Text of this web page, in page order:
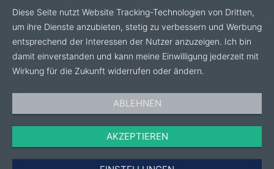
Diese Seite nutzt Website Tracking-Technologien von Dritten,
um ihre Dienste anzubieten, stetig zu verbessern und Werbung
entsprechend der Interessen der Nutzer anzuzeigen. Ich bin
damit einverstanden und kann meine Einwilligung jederzeit mit
Wirkung für die Zukunft widerrufen oder ändern.
ABLEHNEN
AKZEPTIEREN